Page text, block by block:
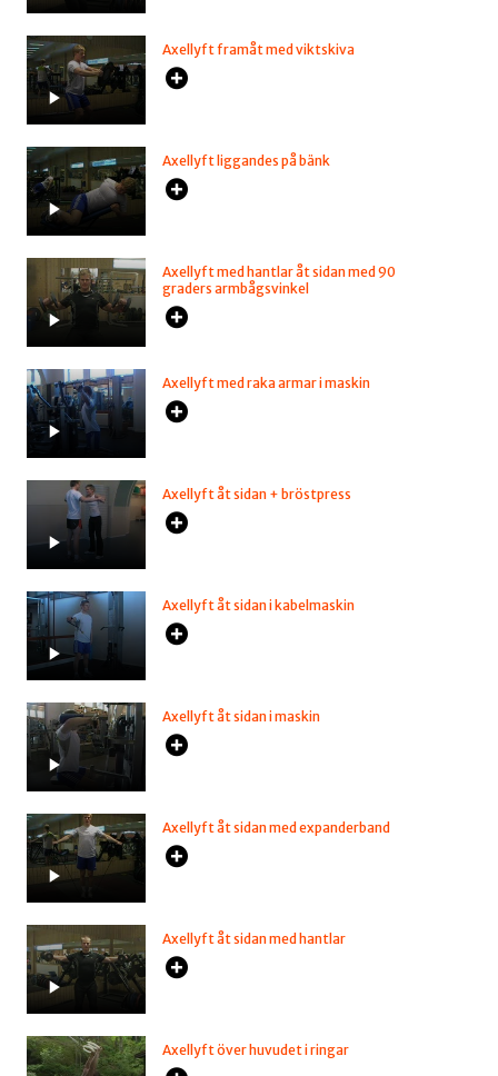
Axellyft framåt med viktskiva
Axellyft liggandes på bänk
Axellyft med hantlar åt sidan med 90
graders armbågsvinkel
Axellyft med raka armar i maskin
Axellyft åt sidan + bröstpress
Axellyft åt sidan i kabelmaskin
Axellyft åt sidan i maskin
Axellyft åt sidan med expanderband
Axellyft åt sidan med hantlar
Axellyft över huvudet i ringar